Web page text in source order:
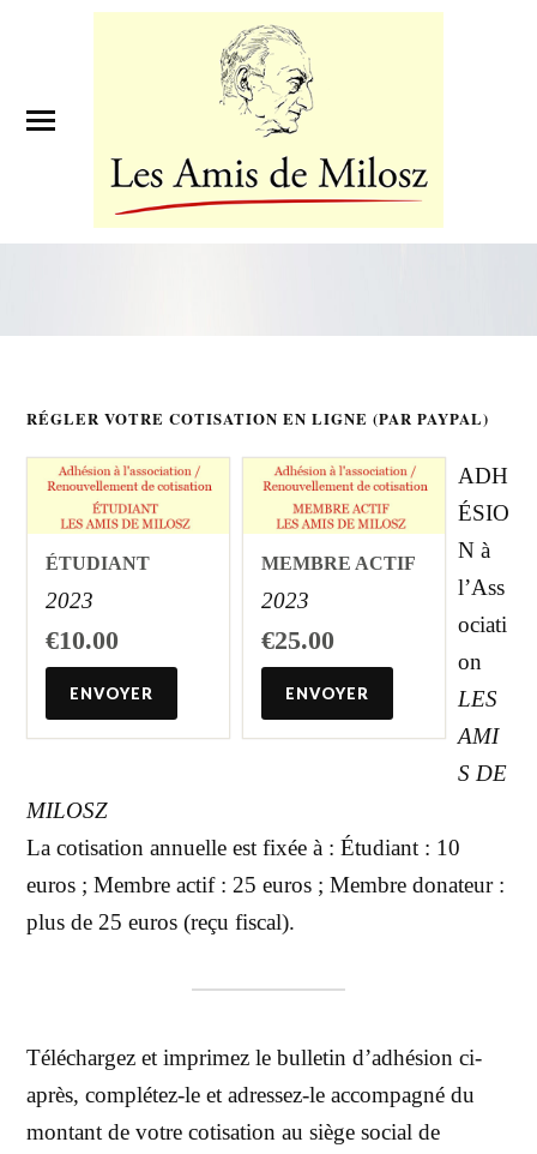
RÉGLER VOTRE COTISATION EN LIGNE (PAR PAYPAL)
ÉTUDIANT
2023
€10.00
MEMBRE ACTIF
2023
€25.00
ADH
ÉSIO
N à
l’Ass
ociati
on
LES
AMI
S DE
MILOSZ
La cotisation annuelle est fixée à : Étudiant : 10
euros ; Membre actif : 25 euros ; Membre donateur :
plus de 25 euros (reçu fiscal).
Téléchargez et imprimez le bulletin d’adhésion ci-
après, complétez-le et adressez-le accompagné du
montant de votre cotisation au siège social de